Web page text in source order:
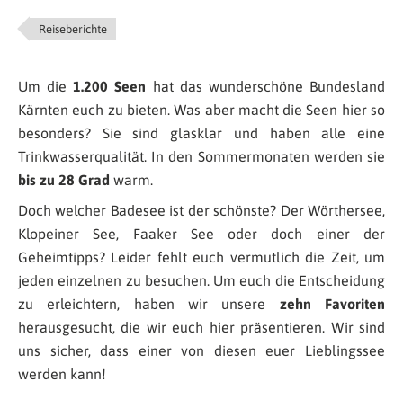
Reiseberichte
Um die1.200 Seen hat das wunderschöne Bundesland
Kärnten euch zu bieten. Was aber macht die Seen hier so
besonders? Sie sind glasklar und haben alle eine
Trinkwasserqualität. In den Sommermonaten werden sie
bis zu 28 Grad warm.
Doch welcher Badesee ist der schönste? Der Wörthersee,
Klopeiner See, Faaker See oder doch einer der
Geheimtipps? Leider fehlt euch vermutlich die Zeit, um
jeden einzelnen zu besuchen. Um euch die Entscheidung
zu erleichtern, haben wir unsere zehn Favoriten
herausgesucht, die wir euch hier präsentieren. Wir sind
uns sicher, dass einer von diesen euer Lieblingssee
werden kann!